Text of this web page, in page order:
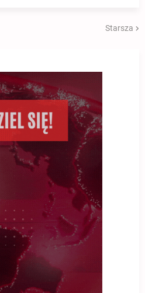
Starsza